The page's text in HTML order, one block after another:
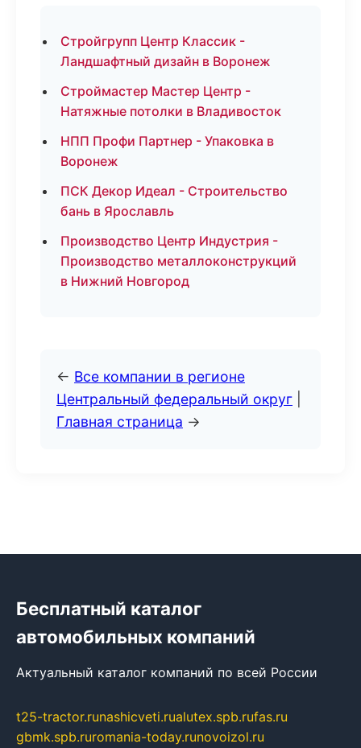
Стройгрупп Центр Классик -
Ландшафтный дизайн в Воронеж
Строймастер Мастер Центр -
Натяжные потолки в Владивосток
НПП Профи Партнер - Упаковка в
Воронеж
ПСК Декор Идеал - Строительство
бань в Ярославль
Производство Центр Индустрия -
Производство металлоконструкций
в Нижний Новгород
← Все компании в регионе
Центральный федеральный округ
Главная страница →
Бесплатный каталог
автомобильных компаний
Актуальный каталог компаний по всей России
t25-tractor.runashicveti.rualutex.spb.rufas.ru
gbmk.spb.ruromania-today.runovoizol.ru